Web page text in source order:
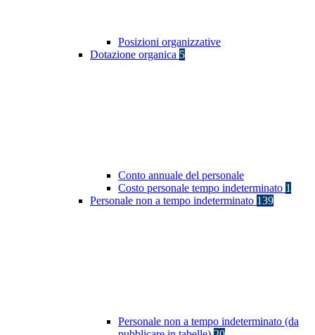
Posizioni organizzative
Dotazione organica 5
Conto annuale del personale
Costo personale tempo indeterminato 1
Personale non a tempo indeterminato 139
Personale non a tempo indeterminato (da